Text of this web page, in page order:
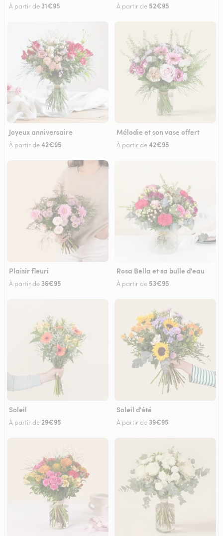
À partir de 31€95 À partir de 52€95
Joyeux anniversaire
À partir de42€95
Mélodie et son vase offert
À partir de42€95
Plaisir fleuri
À partir de 36€95
Rosa Bella et sa bulle d'eau
À partir de 53€95
Soleil
À partir de 29€95
Soleil d'été
À partir de 39€95